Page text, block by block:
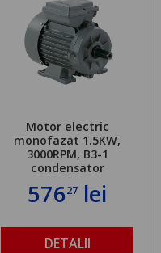
Motor electric
monofazat 1.5KW,
3000RPM, B3-1
condensator
57627 lei
DETALII